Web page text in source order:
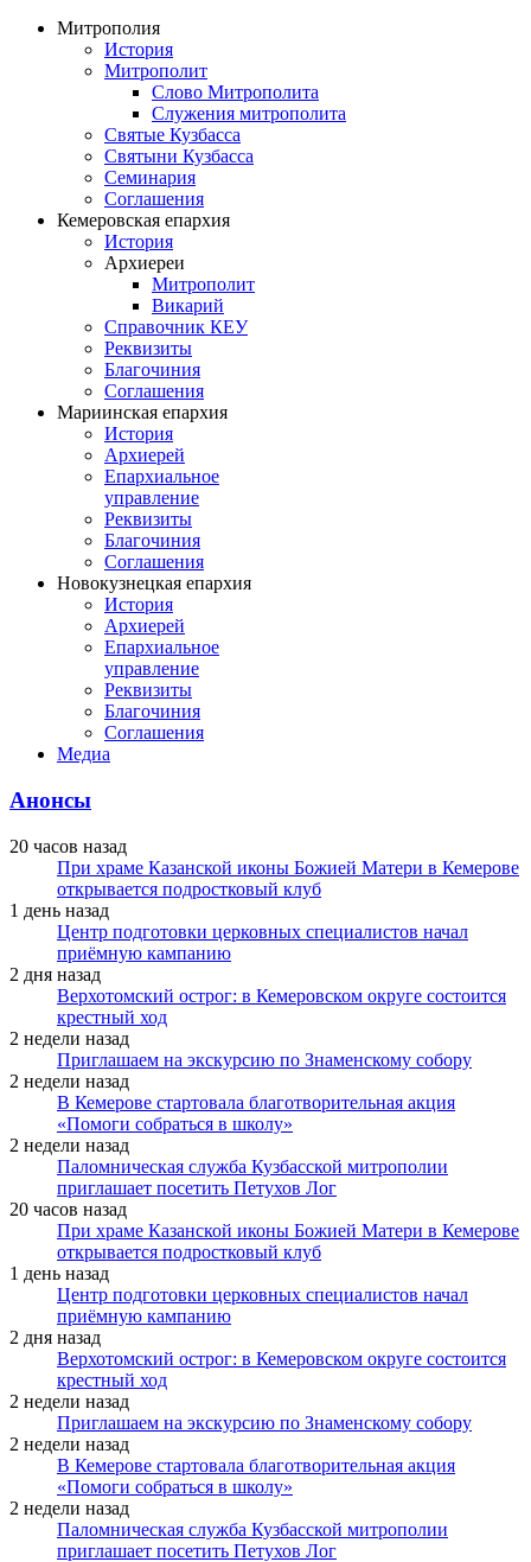
Митрополия
История
Митрополит
Слово Митрополита
Служения митрополита
Святые Кузбасса
Святыни Кузбасса
Семинария
Соглашения
Кемеровская епархия
История
Архиереи
Митрополит
Викарий
Справочник КЕУ
Реквизиты
Благочиния
Соглашения
Мариинская епархия
История
Архиерей
Епархиальное
управление
Реквизиты
Благочиния
Соглашения
Новокузнецкая епархия
История
Архиерей
Епархиальное
управление
Реквизиты
Благочиния
Соглашения
Медиа
Анонсы
20 часов назад
При храме Казанской иконы Божией Матери в Кемерове
открывается подростковый клуб
1 день назад
Центр подготовки церковных специалистов начал
приёмную кампанию
2 дня назад
Верхотомский острог: в Кемеровском округе состоится
крестный ход
2 недели назад
Приглашаем на экскурсию по Знаменскому собору
2 недели назад
В Кемерове стартовала благотворительная акция
«Помоги собраться в школу»
2 недели назад
Паломническая служба Кузбасской митрополии
приглашает посетить Петухов Лог
20 часов назад
При храме Казанской иконы Божией Матери в Кемерове
открывается подростковый клуб
1 день назад
Центр подготовки церковных специалистов начал
приёмную кампанию
2 дня назад
Верхотомский острог: в Кемеровском округе состоится
крестный ход
2 недели назад
Приглашаем на экскурсию по Знаменскому собору
2 недели назад
В Кемерове стартовала благотворительная акция
«Помоги собраться в школу»
2 недели назад
Паломническая служба Кузбасской митрополии
приглашает посетить Петухов Лог